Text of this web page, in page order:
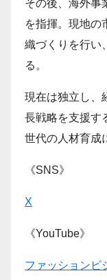
その後、海外事
を指揮。現地の
織づくりを行い
る。
現在は独立し、
長戦略を支援す
世代の人材育成
《SNS》
X
《YouTube》
ファッションビ